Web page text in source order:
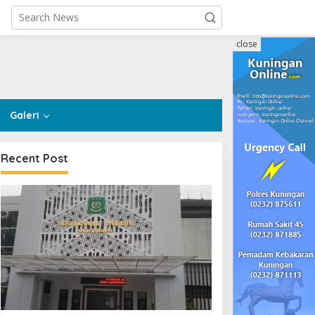
Galeri
close
Kuningan Musnahkan
Barang Bukti dari 39
Inkrah, Sabu
agar Tak Bisa
Lagi
Kejari Kuningan Tetapkan
Eks Pejabat Kredit Bank
BUMN Jadi Tersangka
Korupsi, Negara Rugi
Rp529 Juta
Recent Post